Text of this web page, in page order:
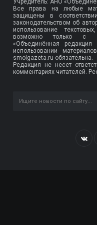
Все права на любые
защищены в
законодательством об
использование
возможно только с
«Объединённая
использовании
smolgazeta.ru обязательна.
Редакция не несет
комментариях читателей.